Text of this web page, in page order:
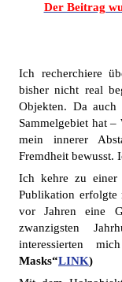
Der Beitrag
Ich recherchiere
bisher nicht real
Objekten. Da
Sammelgebiet hat
mein innerer
Fremdheit bewusst.
Ich kehre zu einer
Publikation erfolgte
vor Jahren eine
zwanzigsten
interessierten
Masks“LINK)